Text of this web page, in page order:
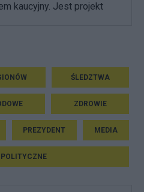
kaucyjny. Jest projekt
ŚLEDZTWA
ZDROWIE
PREZYDENT MEDIA
POLITYCZNE